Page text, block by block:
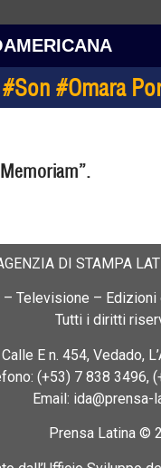
#Omara
DI STAMPA
– Televisione –
Tutti i diritti
Calle E n. 454, Vedado,
(+53) 7 838 3496,
Email: ida@prensa-
Prensa Latina ©